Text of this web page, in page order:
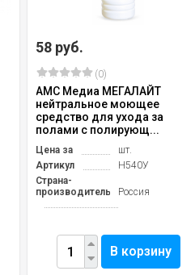
58 руб.
(0)
АМС Медиа МЕГАЛАЙТ
нейтральное моющее
средство для ухода за
полами с полирующ...
Цена за
шт.
Артикул
Н540У
Страна-
производитель
Россия
В корзину